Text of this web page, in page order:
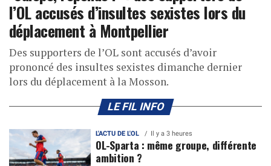
l’OL accusés d’insultes sexistes lors du
déplacement à Montpellier
Des supporters de l’OL sont accusés d’avoir
prononcé des insultes sexistes dimanche dernier
lors du déplacement à la Mosson.
LE FIL INFO
L'ACTU DE L'OL Il y a 3 heures
OL-Sparta : même groupe, différente
ambition ?